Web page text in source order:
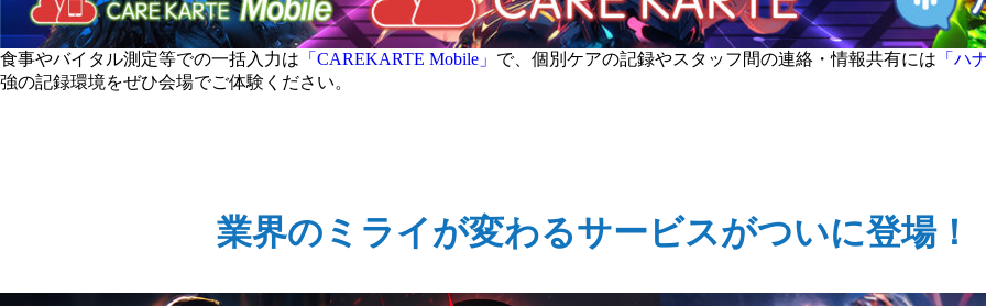
食事やバイタル測定等での一括入力は 「CAREKARTE Mobile」 で、個別ケアの記録やスタッフ間の連絡・情報共有には 「ハ
強の記録環境をぜひ会場でご体験ください。
業界のミライが変わるサービスがついに登場！